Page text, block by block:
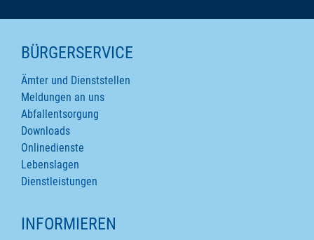
SEITENINHALTE
BÜRGERSERVICE
Ämter und Dienststellen
Meldungen an uns
Abfallentsorgung
Downloads
Onlinedienste
Lebenslagen
Dienstleistungen
INFORMIEREN